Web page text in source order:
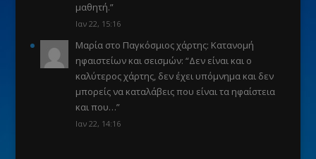
μαθητή.”
Ιαν 22, 15:16
Μαρίαστο Παγκόσμιος χάρτης: Κατανομή
ηφαιστείων και σεισμών: “Δεν είναι και ο
καλύτερος χάρτης, δεν έχει υπόμνημα και δεν
μπορείς να καταλάβεις που είναι τα ηφαίστεια
και που…”
Ιαν 22, 14:16